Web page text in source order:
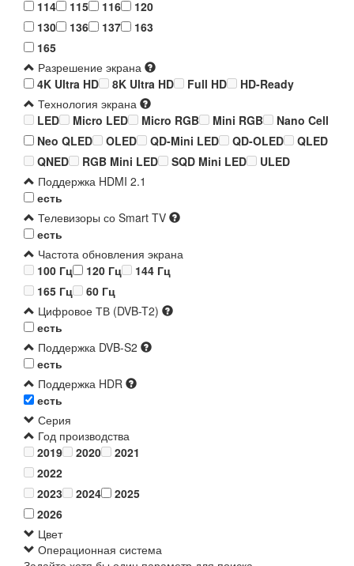
114
115 116
120
130
136 137
163
165
Разрешение экрана
4K Ultra HD
8K Ultra HD Full HD
HD-Ready
Технология экрана
LED
Micro LED Micro RGB Mini RGB
Nano Cell
Neo QLED
OLED QD-Mini LED QD-OLED
QLED
QNED
RGB Mini LED SQD Mini LED
ULED
Поддержка HDMI 2.1
есть
Телевизоры со Smart TV
есть
Частота обновления экрана
100 Гц
120 Гц
144 Гц
165 Гц
60 Гц
Цифровое ТВ (DVB-T2)
есть
Поддержка DVB-S2
есть
Поддержка HDR
есть
Серия
Год производства
2019
2020
2021
2022
2023
2024
2025
2026
Цвет
Операционная система